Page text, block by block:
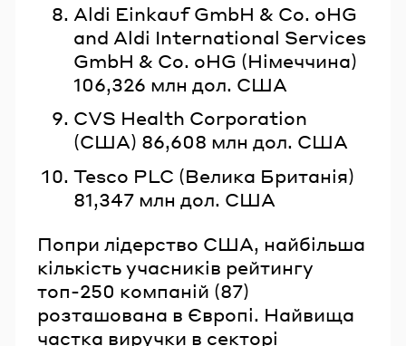
Aldi Einkauf GmbH & Co. oHG
and Aldi International Services
GmbH & Co. oHG (Німеччина)
106,326 млн дол. США
CVS Health Corporation
(США) 86,608 млн дол. США
Tesco PLC (Велика Британія)
81,347 млн дол. США
Попри лідерство США, найбільша
кількість учасників рейтингу
топ-250 компаній (87)
розташована в Європі. Найвища
частка виручки в секторі